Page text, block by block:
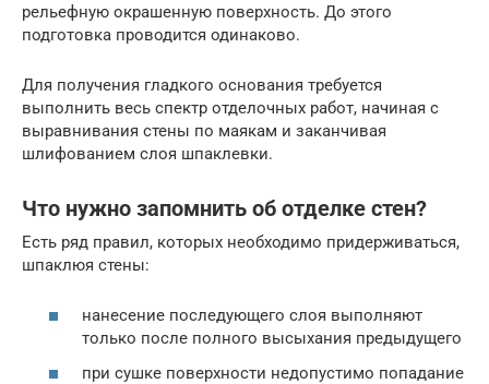
рельефную окрашенную поверхность. До этого
подготовка проводится одинаково.
Для получения гладкого основания требуется
выполнить весь спектр отделочных работ, начиная с
выравнивания стены по маякам и заканчивая
шлифованием слоя шпаклевки.
Что нужно запомнить об отделке стен?
Есть ряд правил, которых необходимо придерживаться,
шпаклюя стены:
нанесение последующего слоя выполняют
только после полного высыхания предыдущего
при сушке поверхности недопустимо попадание